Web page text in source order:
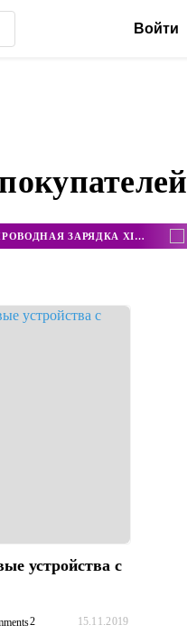
Войти
АВТОМОБИЛЬНАЯ БЕСПРОВОДНАЯ ЗАРЯДКА XIAOMI
устройства с
2 15.11.2019